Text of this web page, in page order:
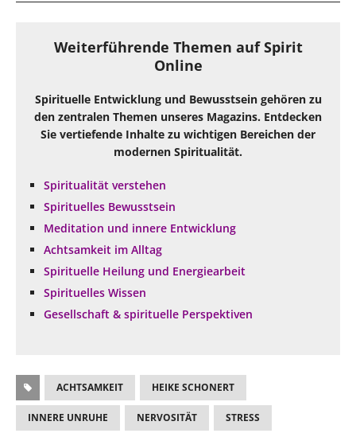
Weiterführende Themen auf Spirit
Online
Spirituelle Entwicklung und Bewusstsein gehören zu
den zentralen Themen unseres Magazins. Entdecken
Sie vertiefende Inhalte zu wichtigen Bereichen der
modernen Spiritualität.
Spiritualität verstehen
Spirituelles Bewusstsein
Meditation und innere Entwicklung
Achtsamkeit im Alltag
Spirituelle Heilung und Energiearbeit
Spirituelles Wissen
Gesellschaft & spirituelle Perspektiven
ACHTSAMKEIT HEIKE SCHONERT
INNERE UNRUHE NERVOSITÄT STRESS